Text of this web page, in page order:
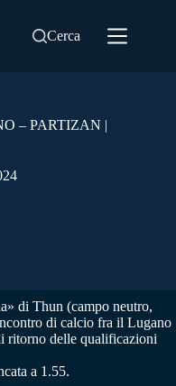
Cerca
– PARTIZAN |
di Thun (campo neutro,
di calcio fra il Lugano
ritorno delle qualificazioni
a 1.55.